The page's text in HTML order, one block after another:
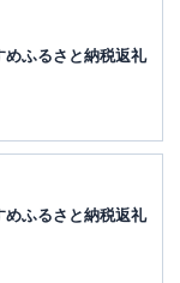
めふるさと納税返礼
めふるさと納税返礼